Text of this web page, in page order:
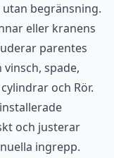
begränsning.
eller kranens
parentes
spade,
och Rör.
och justerar
ingrepp.